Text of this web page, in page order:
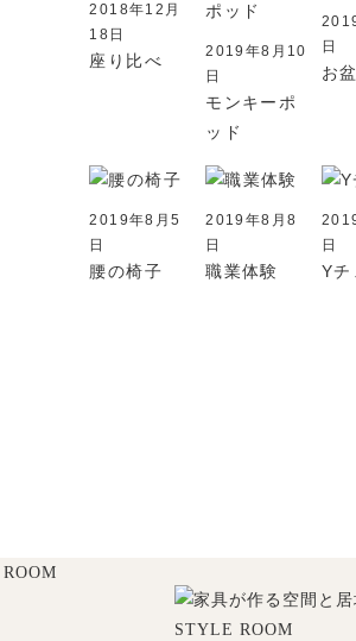
2018年12月
18日
座り比べ
2019年8月10
日
モンキーポ
ッド
日
お
2019年8月5
日
腰の椅子
2019年8月8
日
職業体験
日
Yチ